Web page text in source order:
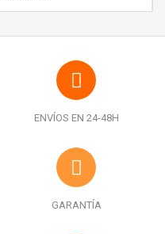
ENVÍOS EN 24-48H
GARANTÍA